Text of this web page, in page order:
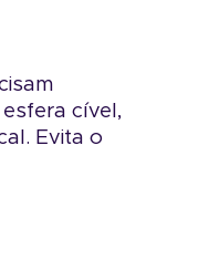
cível,
Evita o